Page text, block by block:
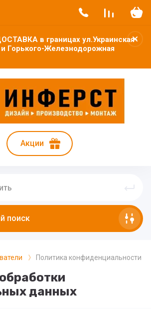
в границах ул.Украинская-
и Горького-Железнодорожная
Акции
поиск
Политика конфиденциальности
данных